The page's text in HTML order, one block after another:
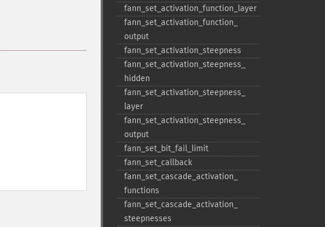
fann_​set_​activation_​function_​layer
fann_​set_​activation_​function_​
output
fann_​set_​activation_​steepness
fann_​set_​activation_​steepness_​
hidden
fann_​set_​activation_​steepness_​
layer
fann_​set_​activation_​steepness_​
output
fann_​set_​bit_​fail_​limit
fann_​set_​callback
fann_​set_​cascade_​activation_​
functions
fann_​set_​cascade_​activation_​
steepnesses